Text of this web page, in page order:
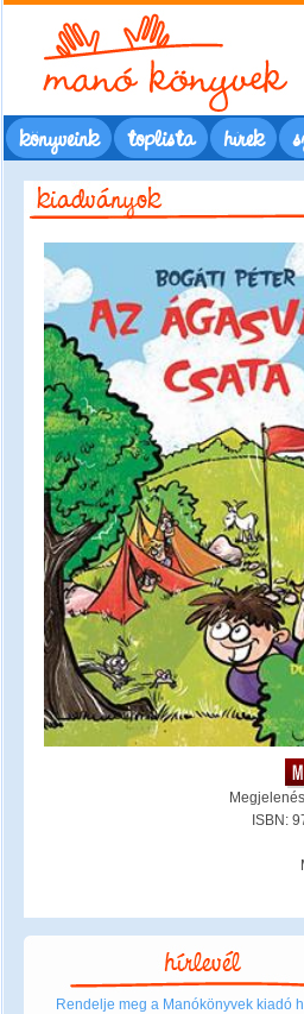
könyveink toplista hírek
ISBN:
Rendelje meg a Manókönyvek kiadó